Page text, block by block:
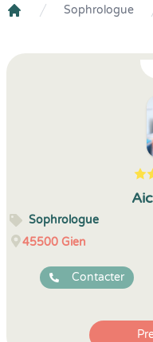
Sophrologue
5
1
5
4
Sophrologue
45500 Gien
Contacter